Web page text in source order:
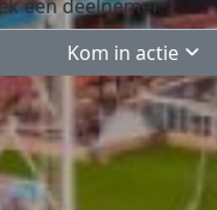
Kom in actie